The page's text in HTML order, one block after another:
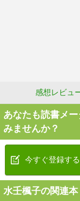
感想レビュ
あなたも読書メ
みませんか？
今すぐ登録する
水壬楓子の関連本